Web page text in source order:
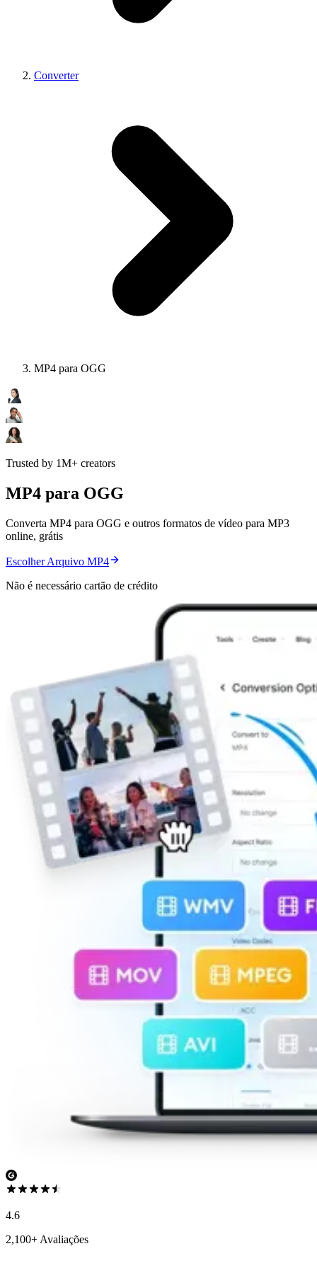
Converter
MP4 para OGG
Trusted by 1M+ creators
MP4 para OGG
Converta MP4 para OGG e outros formatos de vídeo para MP3
online, grátis
Escolher Arquivo MP4
Não é necessário cartão de crédito
4.6
2,100+ Avaliações